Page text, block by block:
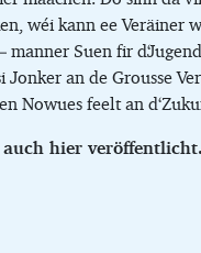
wéi kann ee
Suen fir
an de Grousse
Nowues feelt an
hier veröffentlicht.